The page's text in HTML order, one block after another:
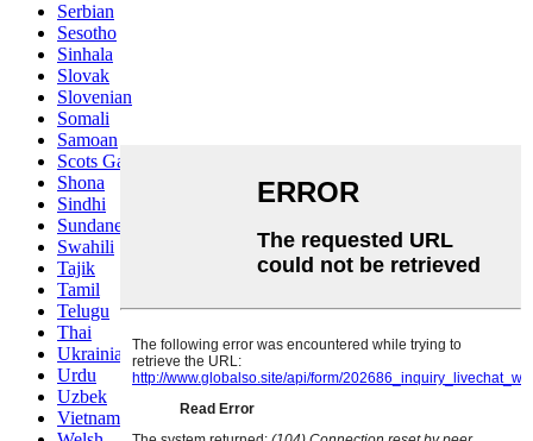
Serbian
Sesotho
Sinhala
Slovak
Slovenian
Somali
Samoan
Scots Gaelic
Shona
Sindhi
Sundanese
Swahili
Tajik
Tamil
Telugu
Thai
Ukrainian
Urdu
Uzbek
Vietnamese